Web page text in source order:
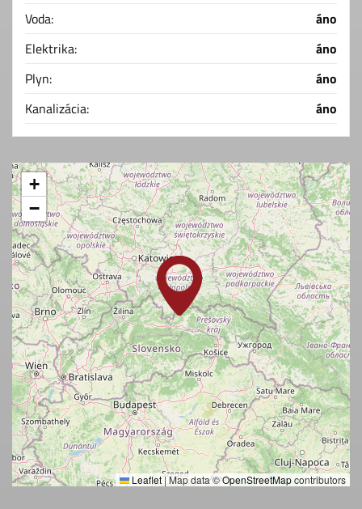
Voda:
áno
Elektrika:
áno
Plyn:
áno
Kanalizácia:
áno
+
−
Leaflet|Map data ©OpenStreetMapcontributors